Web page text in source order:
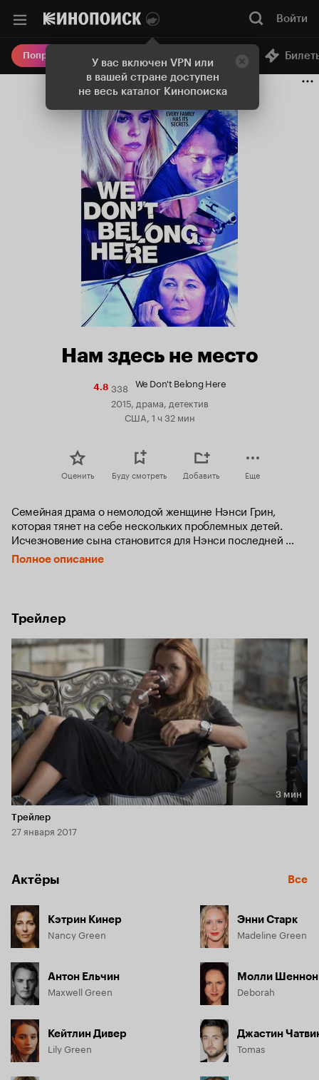
У вас включен VPN или
в вашей стране доступен
не весь каталог Кинопоиска
Войти
Попробовать Плюс Онлайн-кинотеатр
Нам здесь не место
4.8Рейтинг
Кинопоиска
338 We Don't Belong Here
2015, драма, детектив
США, 1 ч 32 мин
Оценить Буду смотреть Добавить Еще
Семейная драма о немолодой женщине Нэнси Грин,
которая тянет на себе нескольких проблемных детей.
Исчезновение сына становится для Нэнси последней
каплей, после чего наступает переломный момент ее
жизни.
Полное описание
Трейлер
Длительность 3 мин
3 мин
Трейлер
27 января 2017
Актёры Все
Кэтрин Кинер
Nancy Green
Антон Ельчин
Maxwell Green
Кейтлин Дивер
Lily Green
Энни Старк
Madeline Green
Молли Шеннон
Deborah
Джастин
Tomas